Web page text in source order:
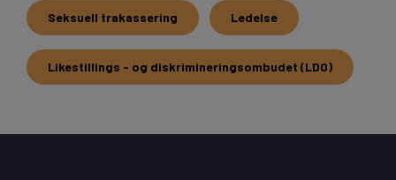
Seksuell trakassering Ledelse
Likestillings - og diskrimineringsombudet (LDO)